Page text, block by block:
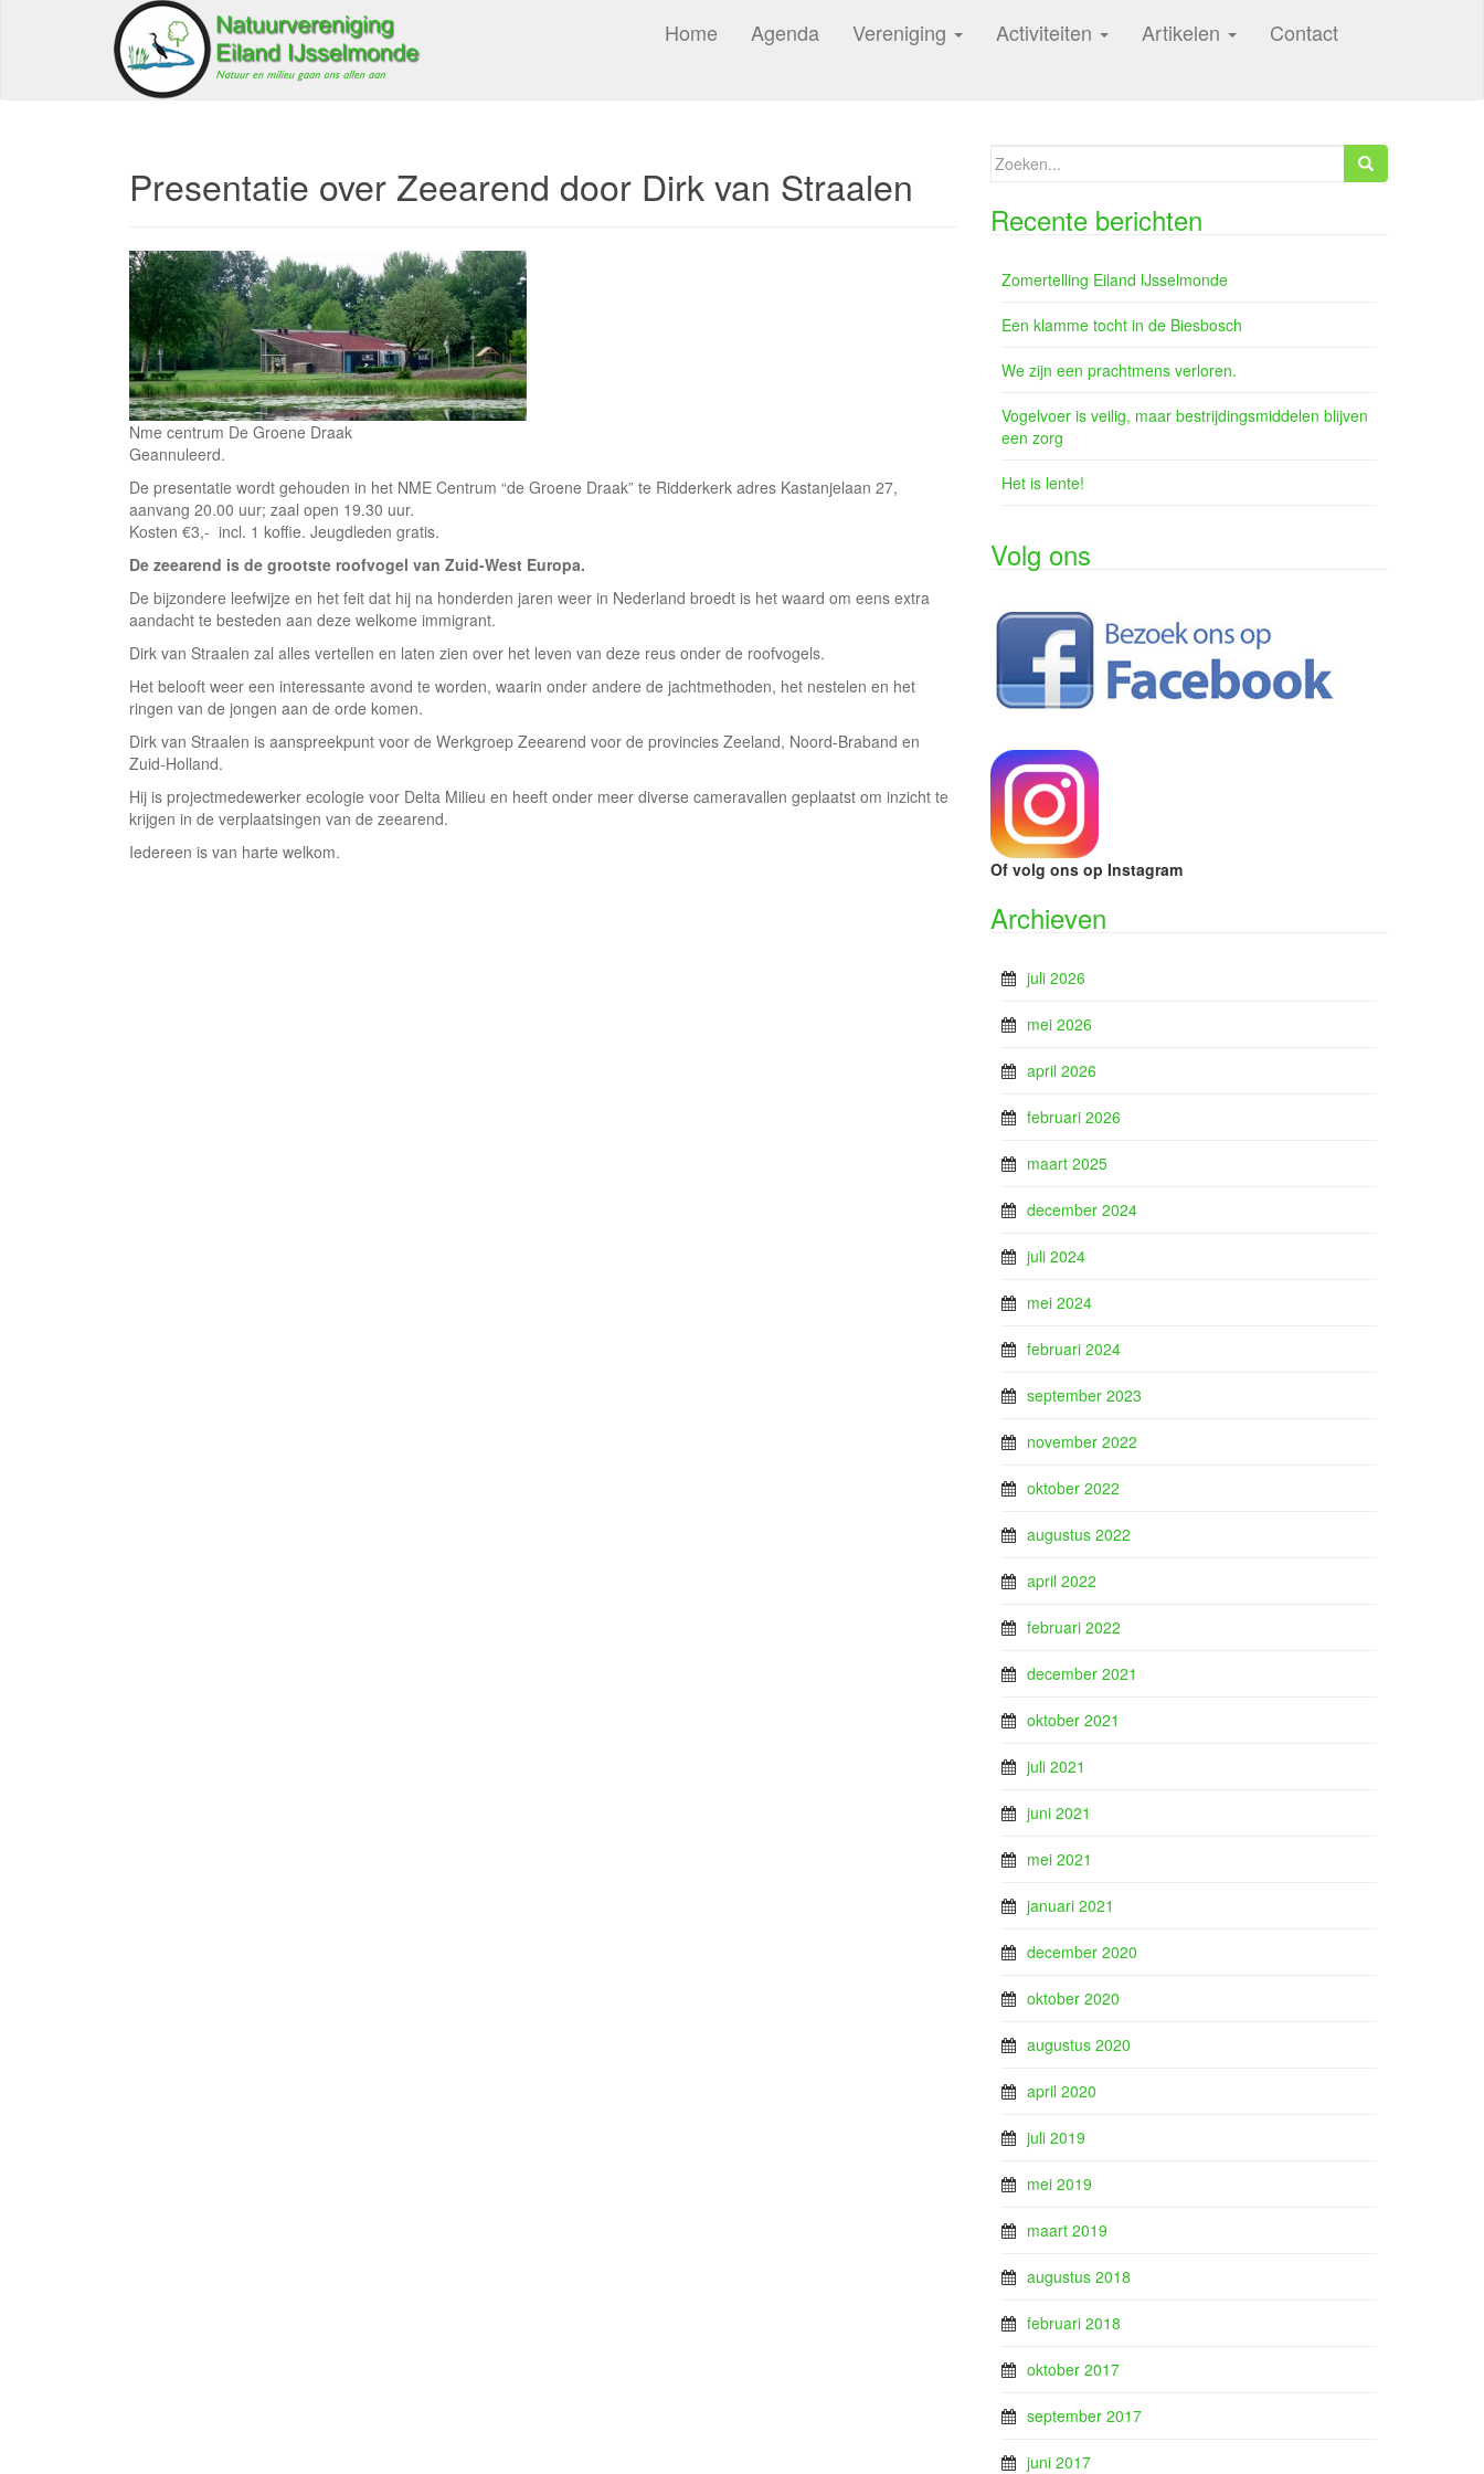
Home Agenda Vereniging Activiteiten Artikelen Contact
Presentatie over Zeearend door Dirk van Straalen
Nme centrum De Groene Draak
Geannuleerd.
De presentatie wordt gehouden in het NME Centrum “de Groene Draak” te Ridderkerk adres Kastanjelaan 27,
aanvang 20.00 uur; zaal open 19.30 uur.
Kosten €3,- incl. 1 koffie. Jeugdleden gratis.
De zeearend is de grootste roofvogel van Zuid-West Europa.
De bijzondere leefwijze en het feit dat hij na honderden jaren weer in Nederland broedt is het waard om eens extra
aandacht te besteden aan deze welkome immigrant.
Dirk van Straalen zal alles vertellen en laten zien over het leven van deze reus onder de roofvogels.
Het belooft weer een interessante avond te worden, waarin onder andere de jachtmethoden, het nestelen en het
ringen van de jongen aan de orde komen.
Dirk van Straalen is aanspreekpunt voor de Werkgroep Zeearend voor de provincies Zeeland, Noord-Braband en
Zuid-Holland.
Hij is projectmedewerker ecologie voor Delta Milieu en heeft onder meer diverse cameravallen geplaatst om inzicht te
krijgen in de verplaatsingen van de zeearend.
Iedereen is van harte welkom.
Zoeken
naar:
Recente berichten
Zomertelling Eiland IJsselmonde
Een klamme tocht in de Biesbosch
We zijn een prachtmens verloren.
Vogelvoer is veilig, maar bestrijdingsmiddelen blijven
een zorg
Het is lente!
Volg ons
Of volg ons op Instagram
Archieven
juli 2026
mei 2026
april 2026
februari 2026
maart 2025
december 2024
juli 2024
mei 2024
februari 2024
september 2023
november 2022
oktober 2022
augustus 2022
april 2022
februari 2022
december 2021
oktober 2021
juli 2021
juni 2021
mei 2021
januari 2021
december 2020
oktober 2020
augustus 2020
april 2020
juli 2019
mei 2019
maart 2019
augustus 2018
februari 2018
oktober 2017
september 2017
juni 2017